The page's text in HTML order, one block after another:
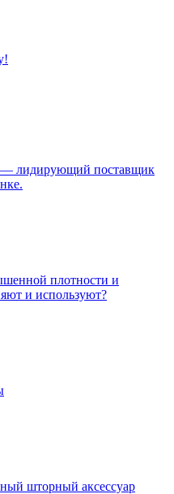
лидирующий поставщик
плотности и
и используют?
шторный аксессуар